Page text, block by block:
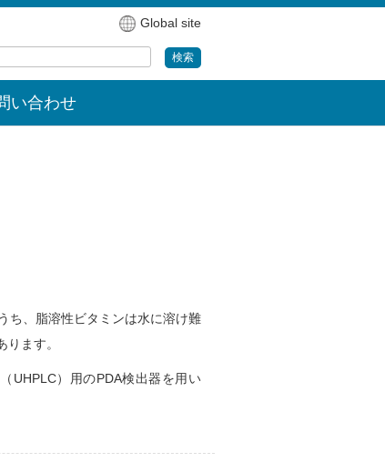
Global site
い合わせ
ち、脂溶性ビタミンは水に溶け難
ます。
UHPLC）用のPDA検出器を用い